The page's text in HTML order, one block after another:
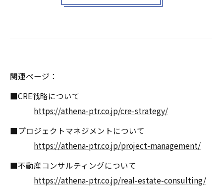
関連ページ：
■CRE戦略について
https://athena-ptr.co.jp/cre-strategy/
■プロジェクトマネジメントについて
https://athena-ptr.co.jp/project-management/
■不動産コンサルティングについて
https://athena-ptr.co.jp/real-estate-consulting/